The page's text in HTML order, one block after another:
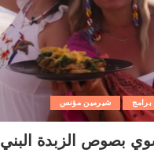
برامج شيرمين مؤنس
بصوص الزبدة البني